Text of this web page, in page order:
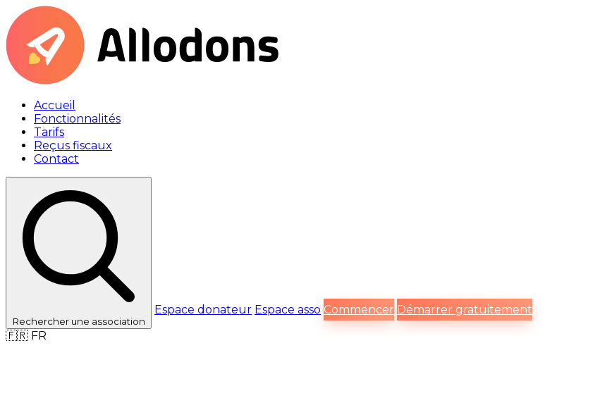
Accueil
Fonctionnalités
Tarifs
Reçus fiscaux
Contact
Rechercherune association
Espace donateur Espace asso Commencer Démarrer gratuitement
🇫🇷 FR